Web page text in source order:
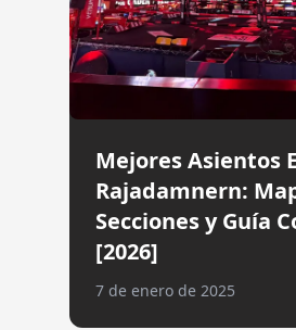
Mejores Asientos
Rajadamnern:
Secciones y Guía
[2026]
7 de enero de 2025